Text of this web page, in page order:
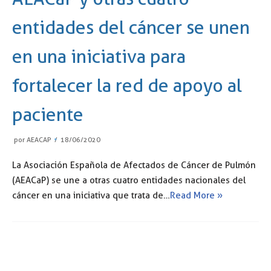
entidades del cáncer se unen
en una iniciativa para
fortalecer la red de apoyo al
paciente
por AEACAP 18/06/2020
La Asociación Española de Afectados de Cáncer de Pulmón
(AEACaP) se une a otras cuatro entidades nacionales del
cáncer en una iniciativa que trata de…Read More »